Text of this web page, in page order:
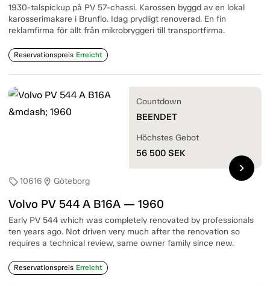
1930-talspickup på PV 57-chassi. Karossen byggd av en lokal
karosserimakare i Brunflo. Idag prydligt renoverad. En fin
reklamfirma för allt från mikrobryggeri till transportfirma.
Reservationspreis Erreicht
sell10616 location_on Göteborg
Volvo PV 544 A B16A — 1960
Early PV 544 which was completely renovated by professionals
ten years ago. Not driven very much after the renovation so
requires a technical review, same owner family since new.
Reservationspreis Erreicht
Countdown
BEENDET
Höchstes Gebot
56 500 SEK
chevron_right